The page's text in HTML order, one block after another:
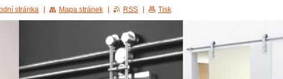
stránka Mapa stránek RSS Tisk